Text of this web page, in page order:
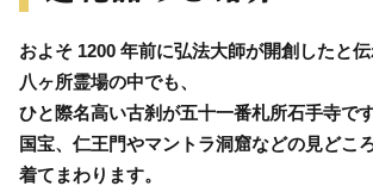
およそ 1200 年前に弘法大師が開創したと
八ヶ所霊場の中でも、
ひと際名高い古刹が五十一番札所石手寺です
国宝、仁王門やマントラ洞窟などの見どこ
着てまわります。